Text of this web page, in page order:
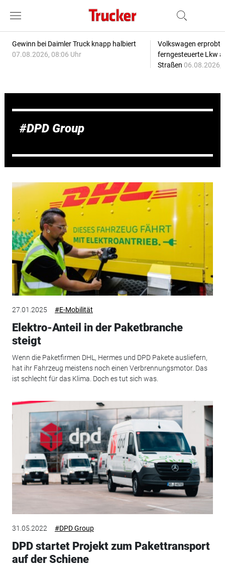
Gewinn bei Daimler Truck knapp halbiert
07.08.2026, 08:06 Uhr
Volkswagen erprobt
ferngesteuerte Lkw
Straßen 06.08.2026,
DPD Group
27.01.2025 #E-Mobilität
Elektro-Anteil in der Paketbranche
steigt
Wenn die Paketfirmen DHL, Hermes und DPD Pakete ausliefern,
hat ihr Fahrzeug meistens noch einen Verbrennungsmotor. Das
ist schlecht für das Klima. Doch es tut sich was.
31.05.2022 #DPD Group
DPD startet Projekt zum Pakettransport
auf der Schiene